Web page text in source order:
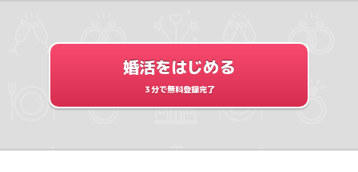
婚活をはじめる
３分で無料登録完了